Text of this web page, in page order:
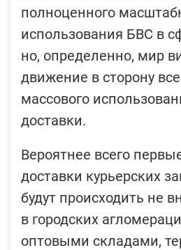
полноценного
использования БВС в
но, определенно, мир
движение в сторону
массового
доставки.
Вероятнее всего
доставки курьерских
будут происходить не
в городских
оптовыми складами,